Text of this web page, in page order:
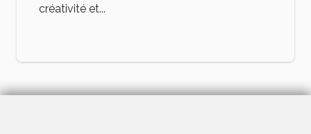
créativité et...